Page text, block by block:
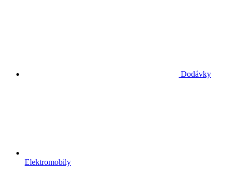
Dodávky
Elektromobily